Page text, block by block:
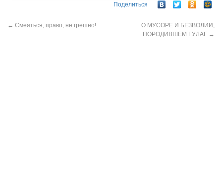
Поделиться
← Смеяться, право, не грешно!
О МУСОРЕ И БЕЗВОЛИИ,
ПОРОДИВШЕМ ГУЛАГ →